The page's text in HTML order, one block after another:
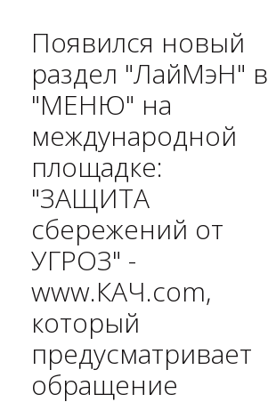
Появился новый
раздел "ЛайМэН" в
"МЕНЮ" на
международной
площадке:
"ЗАЩИТА
сбережений от
УГРОЗ" -
www.КАЧ.com,
который
предусматривает
обращение